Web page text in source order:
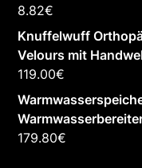
8.82€
Knuffelwuff
Velours mit
119.00€
179.80€